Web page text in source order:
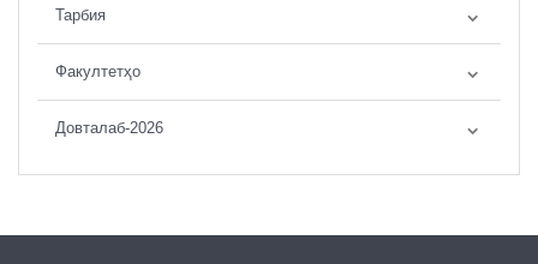
Тарбия
Факултетҳо
Довталаб-2026